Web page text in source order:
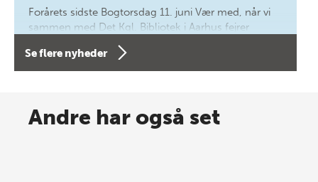
Forårets sidste Bogtorsdag 11. juni Vær med, når vi
sammen med Det Kgl. Bibliotek i Aarhus fejrer
forfatterne bag vores nyes…
Spar op til 70% til sommer-
Se flere nyheder
Andre har også set